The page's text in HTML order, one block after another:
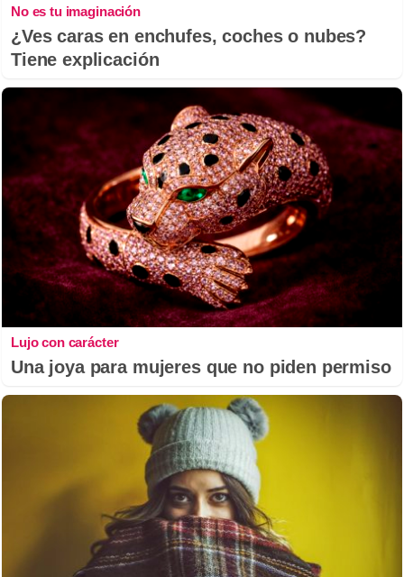
No es tu imaginación
¿Ves caras en enchufes, coches o nubes?
Tiene explicación
Lujo con carácter
Una joya para mujeres que no piden permiso